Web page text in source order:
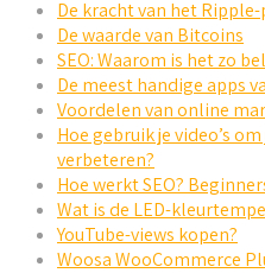
De kracht van het
De waarde van Bitcoins
SEO: Waarom is het zo
De meest handige apps
Voordelen van online
Hoe gebruik je video’s
verbeteren?
Hoe werkt SEO?
Wat is de LED-
YouTube-views kopen?
Woosa WooCommerce